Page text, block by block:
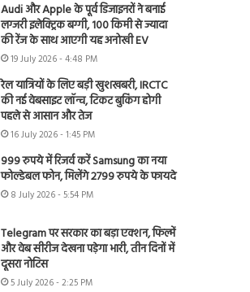
Audi और Apple के पूर्व डिजाइनरों ने बनाई
लग्जरी इलेक्ट्रिक बग्गी, 100 किमी से ज्यादा
की रेंज के साथ आएगी यह अनोखी EV
19 July 2026 - 4:48 PM
रेल यात्रियों के लिए बड़ी खुशखबरी, IRCTC
की नई वेबसाइट लॉन्च, टिकट बुकिंग होगी
पहले से आसान और तेज
16 July 2026 - 1:45 PM
999 रुपये में रिजर्व करें Samsung का नया
फोल्डेबल फोन, मिलेंगे 2799 रुपये के फायदे
8 July 2026 - 5:54 PM
Telegram पर सरकार का बड़ा एक्शन, फिल्में
और वेब सीरीज देखना पड़ेगा भारी, तीन दिनों में
दूसरा नोटिस
5 July 2026 - 2:25 PM